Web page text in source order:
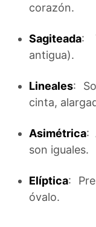
corazón.
Sagiteada:
antigua).
Lineales:
cinta,
Asimétrica:
son iguales.
Elíptica:
óvalo.